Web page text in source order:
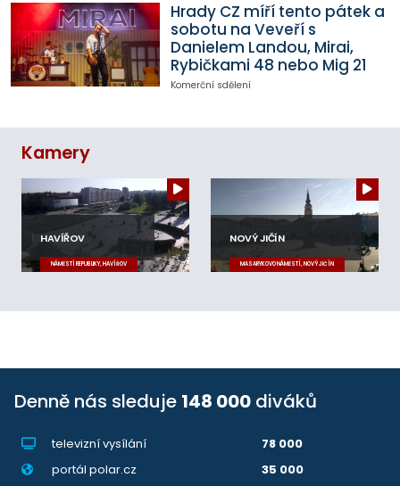
Hrady CZ míří tento pátek a
sobotu na Veveří s
Danielem Landou, Mirai,
Rybičkami 48 nebo Mig 21
Komerční sdělení
Kamery
HAVÍŘOV
NÁMĚSTÍ REPUBLIKY, HAVÍŘOV
NOVÝ JIČÍN
MASARYKOVO NÁMĚSTÍ, NOVÝ JIČÍN
Denně nás sleduje 148 000 diváků
televizní vysílání
78 000
portál polar.cz
35 000